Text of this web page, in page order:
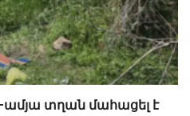
տղան մահացել է